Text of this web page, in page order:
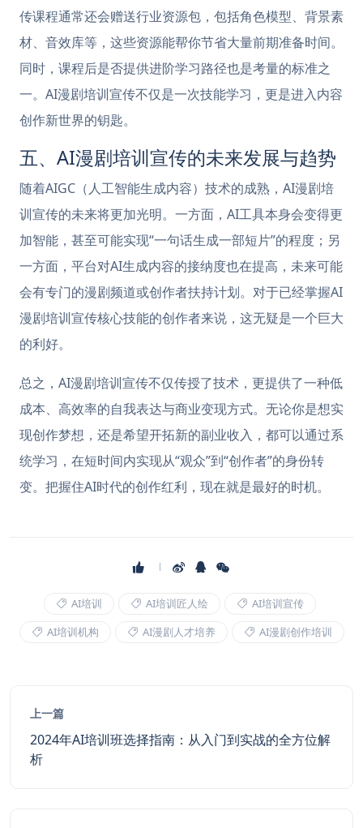
传课程通常还会赠送行业资源包，包括角色模型、背景素
材、音效库等，这些资源能帮你节省大量前期准备时间。
同时，课程后是否提供进阶学习路径也是考量的标准之
一。AI漫剧培训宣传不仅是一次技能学习，更是进入内容
创作新世界的钥匙。
五、AI漫剧培训宣传的未来发展与趋势
随着AIGC（人工智能生成内容）技术的成熟，AI漫剧培
训宣传的未来将更加光明。一方面，AI工具本身会变得更
加智能，甚至可能实现“一句话生成一部短片”的程度；另
一方面，平台对AI生成内容的接纳度也在提高，未来可能
会有专门的漫剧频道或创作者扶持计划。对于已经掌握AI
漫剧培训宣传核心技能的创作者来说，这无疑是一个巨大
的利好。
总之，AI漫剧培训宣传不仅传授了技术，更提供了一种低
成本、高效率的自我表达与商业变现方式。无论你是想实
现创作梦想，还是希望开拓新的副业收入，都可以通过系
统学习，在短时间内实现从“观众”到“创作者”的身份转
变。把握住AI时代的创作红利，现在就是最好的时机。
AI培训 AI培训匠人绘
AI培训宣传
AI培训机构
AI漫剧人才培养 AI漫剧创作培训
上一篇
2024年AI培训班选择指南：从入门到实战的全方位解
析